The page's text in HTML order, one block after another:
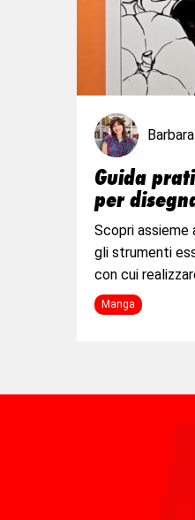
Guida
per
Scopri
gli strumenti
con cui
Manga